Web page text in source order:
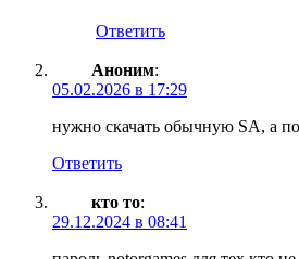
Ответить
Аноним:
05.02.2026 в 17:29
нужно скачать обычную SA, а
Ответить
кто то:
29.12.2024 в 08:41